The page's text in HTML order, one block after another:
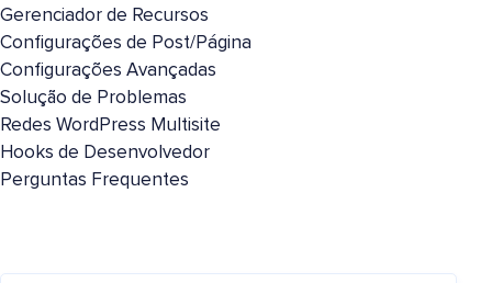
Gerenciador de Recursos
Configurações de Post/Página
Configurações Avançadas
Solução de Problemas
Redes WordPress Multisite
Hooks de Desenvolvedor
Perguntas Frequentes